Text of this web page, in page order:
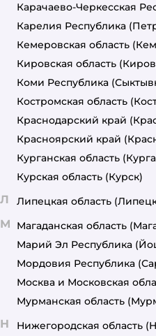
Карачаево-Черкесская
Карелия Республика
Кемеровская область
Кировская область
Коми Республика
Костромская область
Краснодарский край
Красноярский край
Курганская область
Курская область (Курск)
Л Липецкая область
М Магаданская область
Марий Эл Республика
Мордовия Республика
Москва и Московская
Мурманская область
Н Нижегородская область